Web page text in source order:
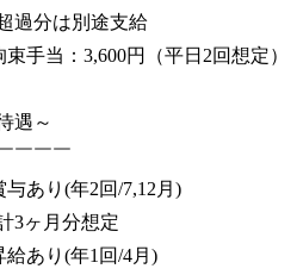
過分は別途支給
束手当：3,600円（平日2回想定）
遇～
￣￣￣
与あり(年2回/7,12月)
3ヶ月分想定
給あり(年1回/4月)